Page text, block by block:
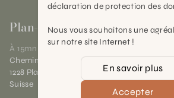
Plan-les-Ouates
À 15mn du centre de Genève
Chemin des Charrotons 25
1228 Plan-les-Ouates (GE)
Suisse
déclaration de protection des
Nous vous souhaitons une
sur notre site Internet !
En savoir plus
Accepter